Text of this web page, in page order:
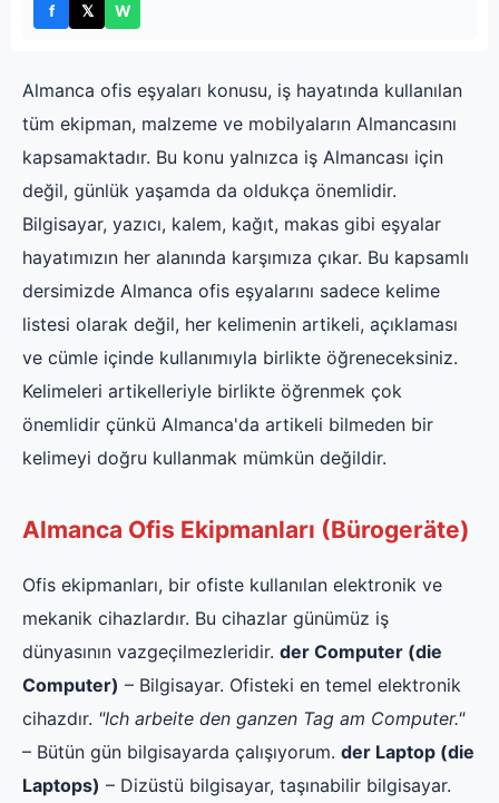
Facebook'ta paylaş
f
X'te paylaş
𝕏
WhatsApp'ta paylaş
W
Almanca ofis eşyaları konusu, iş hayatında kullanılan
tüm ekipman, malzeme ve mobilyaların Almancasını
kapsamaktadır. Bu konu yalnızca iş Almancası için
değil, günlük yaşamda da oldukça önemlidir.
Bilgisayar, yazıcı, kalem, kağıt, makas gibi eşyalar
hayatımızın her alanında karşımıza çıkar. Bu kapsamlı
dersimizde Almanca ofis eşyalarını sadece kelime
listesi olarak değil, her kelimenin artikeli, açıklaması
ve cümle içinde kullanımıyla birlikte öğreneceksiniz.
Kelimeleri artikelleriyle birlikte öğrenmek çok
önemlidir çünkü Almanca'da artikeli bilmeden bir
kelimeyi doğru kullanmak mümkün değildir.
Almanca Ofis Ekipmanları (Bürogeräte)
Ofis ekipmanları, bir ofiste kullanılan elektronik ve
mekanik cihazlardır. Bu cihazlar günümüz iş
dünyasının vazgeçilmezleridir. der Computer (die
Computer) – Bilgisayar. Ofisteki en temel elektronik
cihazdır. "Ich arbeite den ganzen Tag am Computer."
– Bütün gün bilgisayarda çalışıyorum. der Laptop (die
Laptops) – Dizüstü bilgisayar, taşınabilir bilgisayar.